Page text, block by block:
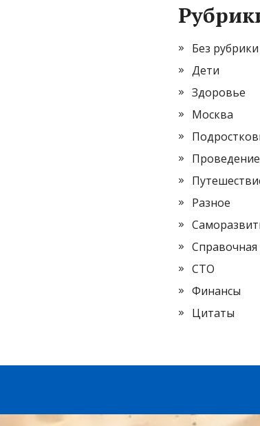
Без рубрики
Дети
Здоровье
Москва
Разное
Справочная
СТО
Финансы
Цитаты